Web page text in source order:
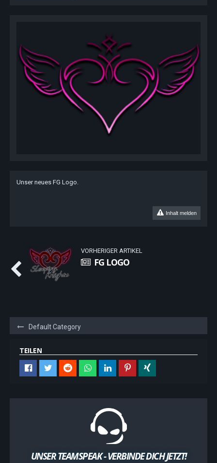
Default Category
Unser neues FG Logo.
Inhalt melden
VORHERIGER ARTIKEL
FG LOGO
TEILEN
UNSER TEAMSPEAK - VERBINDE DICH JETZT!